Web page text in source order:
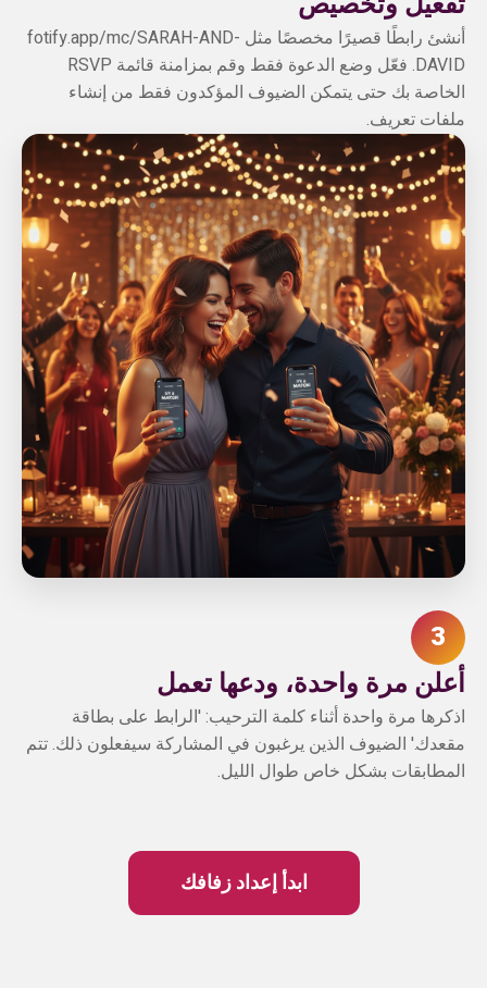
أنشئ رابطًا قصيرًا مخصصًا مثل fotify.app/mc/SARAH-AND-
DAVID. فعّل وضع الدعوة فقط وقم بمزامنة قائمة RSVP
الخاصة بك حتى يتمكن الضيوف المؤكدون فقط من إنشاء
ملفات تعريف.
3
أعلن مرة واحدة، ودعها تعمل
اذكرها مرة واحدة أثناء كلمة الترحيب: 'الرابط على بطاقة
مقعدك.' الضيوف الذين يرغبون في المشاركة سيفعلون ذلك. تتم
المطابقات بشكل خاص طوال الليل.
ابدأ إعداد زفافك